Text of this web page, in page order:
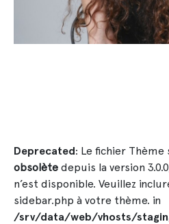
Deprecated: Le fichier
obsolète depuis la version
n’est disponible. Veuillez
sidebar.php à votre thème. in
/srv/data/web/vhosts/